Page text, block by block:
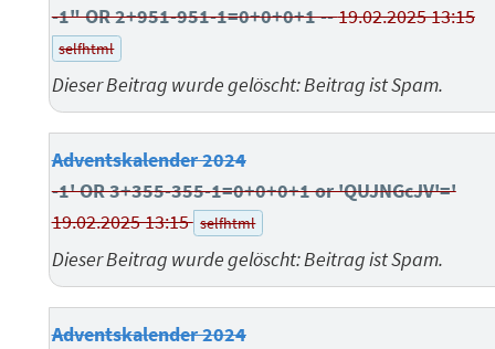
-1" OR 2+951-951-1=0+0+0+1 --19.02.2025 13:15
selfhtml
Dieser Beitrag wurde gelöscht: Beitrag ist Spam.
Adventskalender 2024
-1' OR 3+355-355-1=0+0+0+1 or 'QUJNGcJV'='
19.02.2025 13:15 selfhtml
Dieser Beitrag wurde gelöscht: Beitrag ist Spam.
Adventskalender 2024